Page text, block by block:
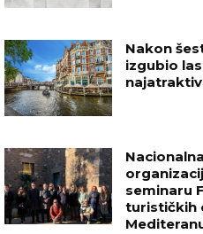
Nakon
izgubio
seminaru
turističkih